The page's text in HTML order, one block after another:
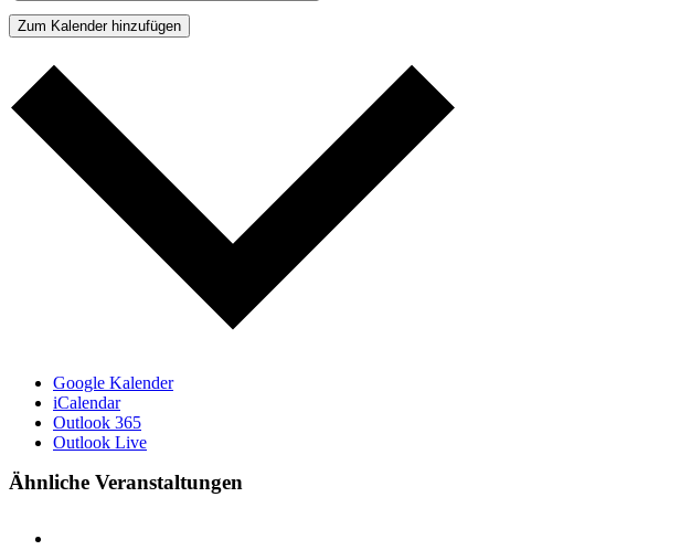
Zum Kalender hinzufügen
Google Kalender
iCalendar
Outlook 365
Outlook Live
Ähnliche Veranstaltungen